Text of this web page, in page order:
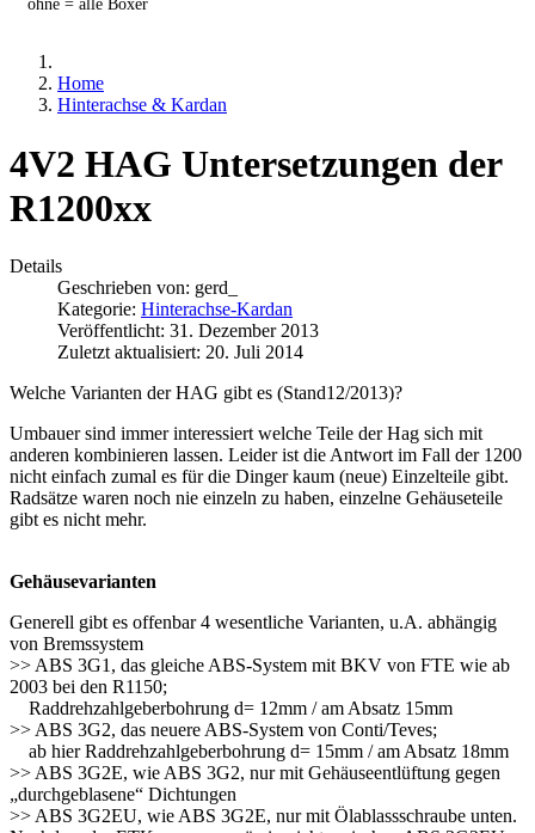
ohne = alle Boxer
Home
Hinterachse & Kardan
4V2 HAG Untersetzungen der
R1200xx
Details
Geschrieben von: gerd_
Kategorie: Hinterachse-Kardan
Veröffentlicht: 31. Dezember 2013
Zuletzt aktualisiert: 20. Juli 2014
Welche Varianten der HAG gibt es (Stand12/2013)?
Umbauer sind immer interessiert welche Teile der Hag sich mit
anderen kombinieren lassen. Leider ist die Antwort im Fall der 1200
nicht einfach zumal es für die Dinger kaum (neue) Einzelteile gibt.
Radsätze waren noch nie einzeln zu haben, einzelne Gehäuseteile
gibt es nicht mehr.
Gehäusevarianten
Generell gibt es offenbar 4 wesentliche Varianten, u.A. abhängig
von Bremssystem
>> ABS 3G1, das gleiche ABS-System mit BKV von FTE wie ab
2003 bei den R1150;
Raddrehzahlgeberbohrung d= 12mm / am Absatz 15mm
>> ABS 3G2, das neuere ABS-System von Conti/Teves;
ab hier Raddrehzahlgeberbohrung d= 15mm / am Absatz 18mm
>> ABS 3G2E, wie ABS 3G2, nur mit Gehäuseentlüftung gegen
„durchgeblasene“ Dichtungen
>> ABS 3G2EU, wie ABS 3G2E, nur mit Ölablassschraube unten.